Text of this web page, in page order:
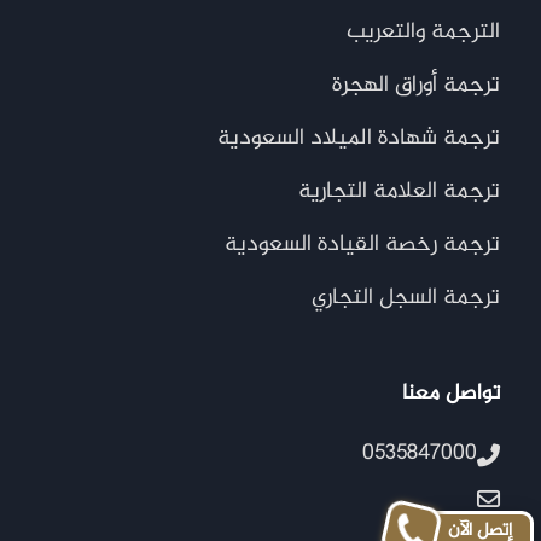
الترجمة والتعريب
ترجمة أوراق الهجرة
ترجمة شهادة الميلاد السعودية
ترجمة العلامة التجارية
ترجمة رخصة القيادة السعودية
ترجمة السجل التجاري
تواصل معنا
0535847000
إتصل الآن